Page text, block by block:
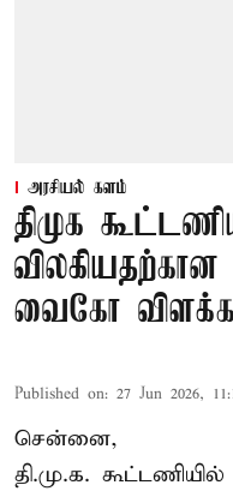
அரசியல் களம்
திமுக
வைகோ
Published on: 27 Jun 2026,
சென்னை,
தி.மு.க.